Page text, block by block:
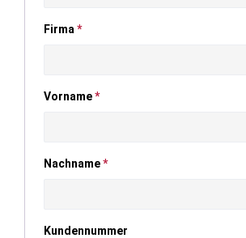
Firma *
Vorname*
Nachname*
Kundennummer